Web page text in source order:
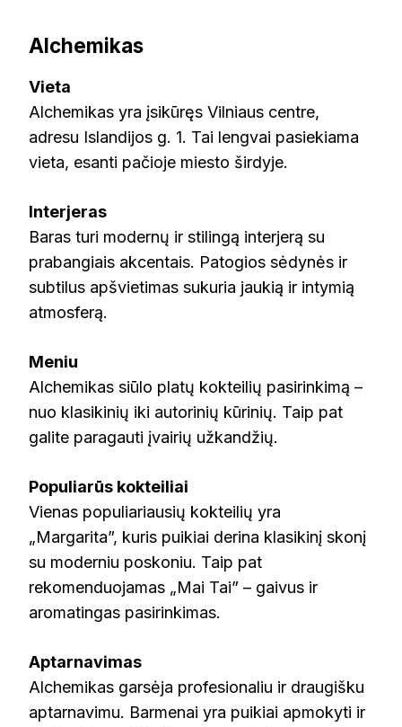
Alchemikas
Vieta
Alchemikas yra įsikūręs Vilniaus centre,
adresu Islandijos g. 1. Tai lengvai pasiekiama
vieta, esanti pačioje miesto širdyje.
Interjeras
Baras turi modernų ir stilingą interjerą su
prabangiais akcentais. Patogios sėdynės ir
subtilus apšvietimas sukuria jaukią ir intymią
atmosferą.
Meniu
Alchemikas siūlo platų kokteilių pasirinkimą –
nuo klasikinių iki autorinių kūrinių. Taip pat
galite paragauti įvairių užkandžių.
Populiarūs kokteiliai
Vienas populiariausių kokteilių yra
„Margarita”, kuris puikiai derina klasikinį skonį
su moderniu poskoniu. Taip pat
rekomenduojamas „Mai Tai” – gaivus ir
aromatingas pasirinkimas.
Aptarnavimas
Alchemikas garsėja profesionaliu ir draugišku
aptarnavimu. Barmenai yra puikiai apmokyti ir